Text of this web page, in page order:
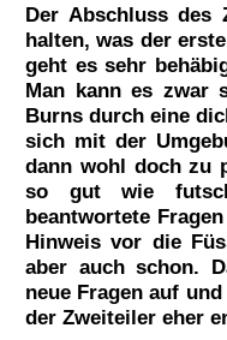
Der Abschluss des
halten, was der
geht es sehr
Man kann es zwar
Burns durch eine
sich mit der
dann wohl doch zu
so gut wie
beantwortete
Hinweis vor die
aber auch schon.
neue Fragen auf
der Zweiteiler eher